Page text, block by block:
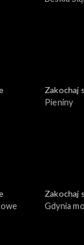
Zakochaj
Pieniny
Zakochaj
Gdynia